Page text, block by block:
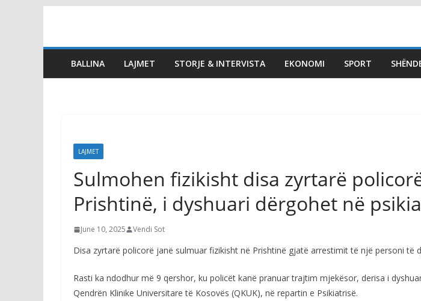
content
BALLINA LAJMET STORJE & INTERVISTA EKONOMI SPORT
LAJMET
Sulmohen fizikisht disa zyrtarë
Prishtinë, i dyshuari dërgohet në
June 10, 2025 Vendi Sot
Disa zyrtarë policorë janë sulmuar fizikisht në Prishtinë gjatë arrestimit të një personi të
Rasti ka ndodhur më 9 qershor, ku policët kanë pranuar trajtim mjekësor, derisa i
Qendrën Klinike Universitare të Kosovës (QKUK), në repartin e Psikiatrisë.
A është